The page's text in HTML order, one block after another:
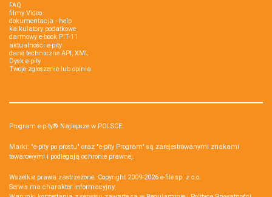
FAQ
filmy Video
dokumentacja - help
kalkulatory podatkowe
darmowy e-book PIT-11
aktualności e-pity
dane techniczne API, XML
Dysk e-pity
Twoje zgłoszenie lub opinia
Program e-pity® Najlepsze w POLSCE.
Marki: "e-pity po prostu" oraz "e-pity Program" są zarejestrowanymi znakami
towarowymi i podlegają ochronie prawnej.
Wszelkie prawa zastrzeżone. Copyright 2009-2026 e-file sp. z o.o.
Serwis ma charakter informacyjny.